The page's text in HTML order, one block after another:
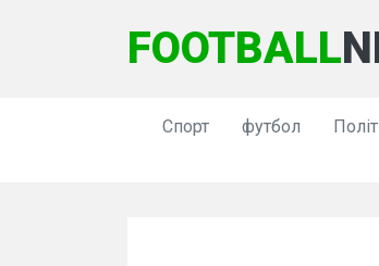
FOOTBALL
Спорт футбол